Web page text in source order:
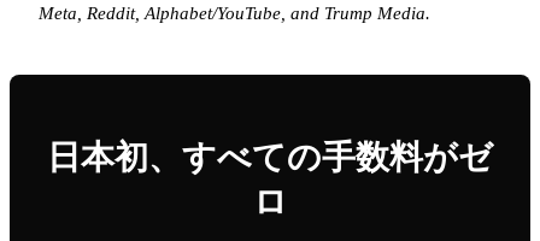
Meta, Reddit, Alphabet/YouTube, and Trump Media.
日本初、すべての手数料がゼ
ロ